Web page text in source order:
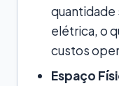
quantidade
elétrica, o
custos
Espaço